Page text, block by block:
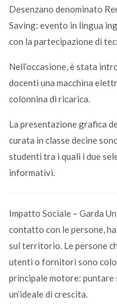
Desenzano denominato
Saving: evento in lingua
con la partecipazione di
Nell’occasione, è stata
docenti una macchina
colonnina di ricarica.
La presentazione grafica
curata in classe decine
studenti tra i quali i due
informativi.
Impatto Sociale – Garda
contatto con le persone,
sul territorio. Le persone
utenti o fornitori sono
principale motore:
un’ideale di crescita.